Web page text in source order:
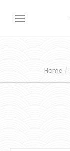
You are here:
Home